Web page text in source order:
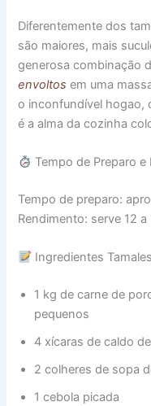
Diferentemente dos
são maiores, mais
generosa combinação
envoltos em uma
o inconfundível hogao,
é a alma da cozinha
Tempo de Preparo e
Tempo de preparo:
Rendimento: serve 12
Ingredientes
1 kg de carne de
pequenos
4 xícaras de caldo
2 colheres de sopa
1 cebola picada